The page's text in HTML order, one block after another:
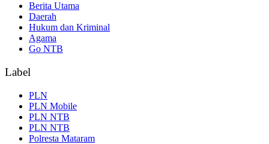
Berita Utama
Daerah
Hukum dan Kriminal
Agama
Go NTB
Label
PLN
PLN Mobile
PLN NTB
PLN NTB
Polresta Mataram